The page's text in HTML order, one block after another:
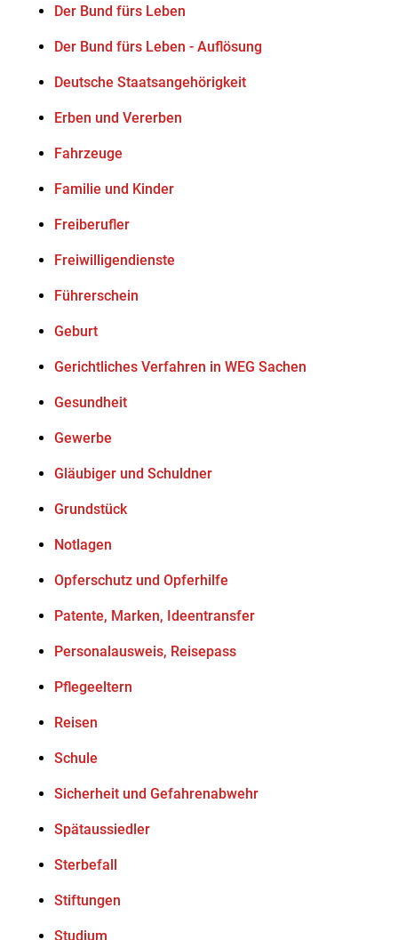
Der Bund fürs Leben
Der Bund fürs Leben - Auflösung
Deutsche Staatsangehörigkeit
Erben und Vererben
Fahrzeuge
Familie und Kinder
Freiberufler
Freiwilligendienste
Führerschein
Geburt
Gerichtliches Verfahren in WEG Sachen
Gesundheit
Gewerbe
Gläubiger und Schuldner
Grundstück
Notlagen
Opferschutz und Opferhilfe
Patente, Marken, Ideentransfer
Personalausweis, Reisepass
Pflegeeltern
Reisen
Schule
Sicherheit und Gefahrenabwehr
Spätaussiedler
Sterbefall
Stiftungen
Studium